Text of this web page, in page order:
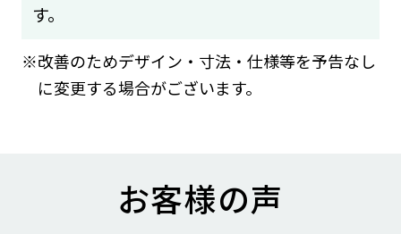
す。
改善のためデザイン・寸法・仕様等を予告なし
に変更する場合がございます。
お客様の声